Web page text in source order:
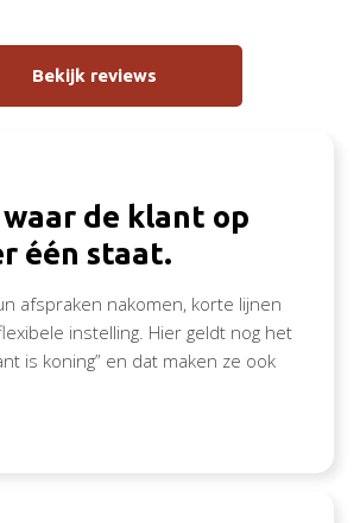
Bekijk reviews
de klant op
één staat.
afspraken nakomen, korte lijnen
instelling. Hier geldt nog het
is koning” en dat maken ze ook